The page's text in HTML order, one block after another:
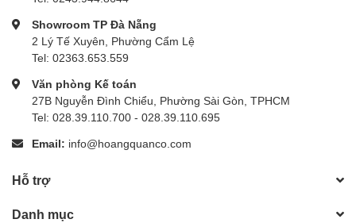
Showroom TP Đà Nẵng
2 Lý Tế Xuyên, Phường Cẩm Lệ
Tel: 02363.653.559
Văn phòng Kế toán
27B Nguyễn Đình Chiểu, Phường Sài Gòn, TPHCM
Tel: 028.39.110.700 - 028.39.110.695
Email: info@hoangquanco.com
Hỗ trợ
Danh mục